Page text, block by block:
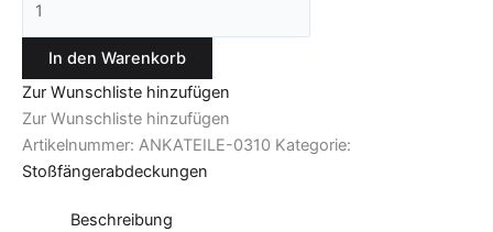
In den Warenkorb
Zur Wunschliste hinzufügen
Zur Wunschliste hinzufügen
Artikelnummer: ANKATEILE-0310 Kategorie:
Stoßfängerabdeckungen
Beschreibung